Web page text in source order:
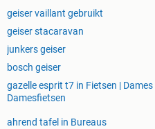
geiser vaillant gebruikt
geiser stacaravan
junkers geiser
bosch geiser
gazelle esprit t7 in Fietsen | Dames
Damesfietsen
ahrend tafel in Bureaus